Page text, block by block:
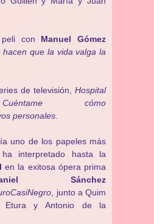
con Manuel Gómez
hacen que la vida valga la
de televisión, Hospital
Cuéntame cómo
personales
uno de los papeles más
interpretado hasta la
en la exitosa ópera prima
Sánchez
, junto a Quim
Etura y Antonio de la